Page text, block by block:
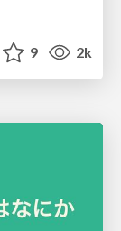
9 2k